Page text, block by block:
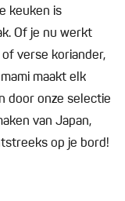
keuken is
Of je nu werkt
of verse koriander,
maakt elk
door onze selectie
van Japan,
op je bord!